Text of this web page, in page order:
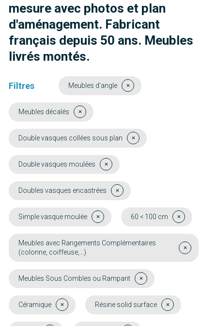
mesure avec photos et plan
d'aménagement. Fabricant
français depuis 50 ans. Meubles
livrés montés.
Filtres Meubles d'angle
Meubles décalés
Double vasques collées sous plan
Double vasques moulées
Doubles vasques encastrées
Simple vasque moulée 60 < 100 cm
Meubles avec Rangements Complémentaires
(colonne, coiffeuse,...)
Meubles Sous Combles ou Rampant
Céramique Résine solid surface